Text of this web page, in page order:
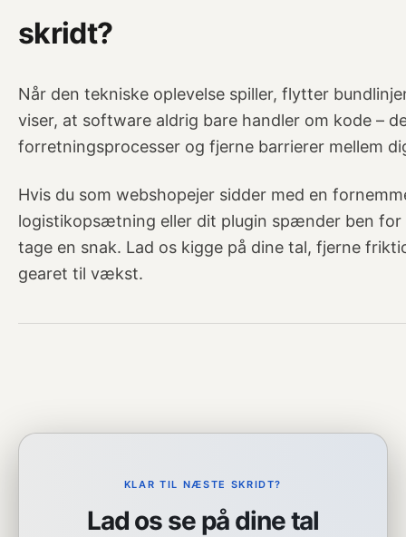
skridt?
Når den tekniske oplevelse spiller, flytter
viser, at software aldrig bare handler om kode –
forretningsprocesser og fjerne barrierer mellem
Hvis du som webshopejer sidder med en
logistikopsætning eller dit plugin spænder ben for
tage en snak. Lad os kigge på dine tal, fjerne
gearet til vækst.
KLAR TIL NÆSTE SKRIDT?
Lad os se på dine tal